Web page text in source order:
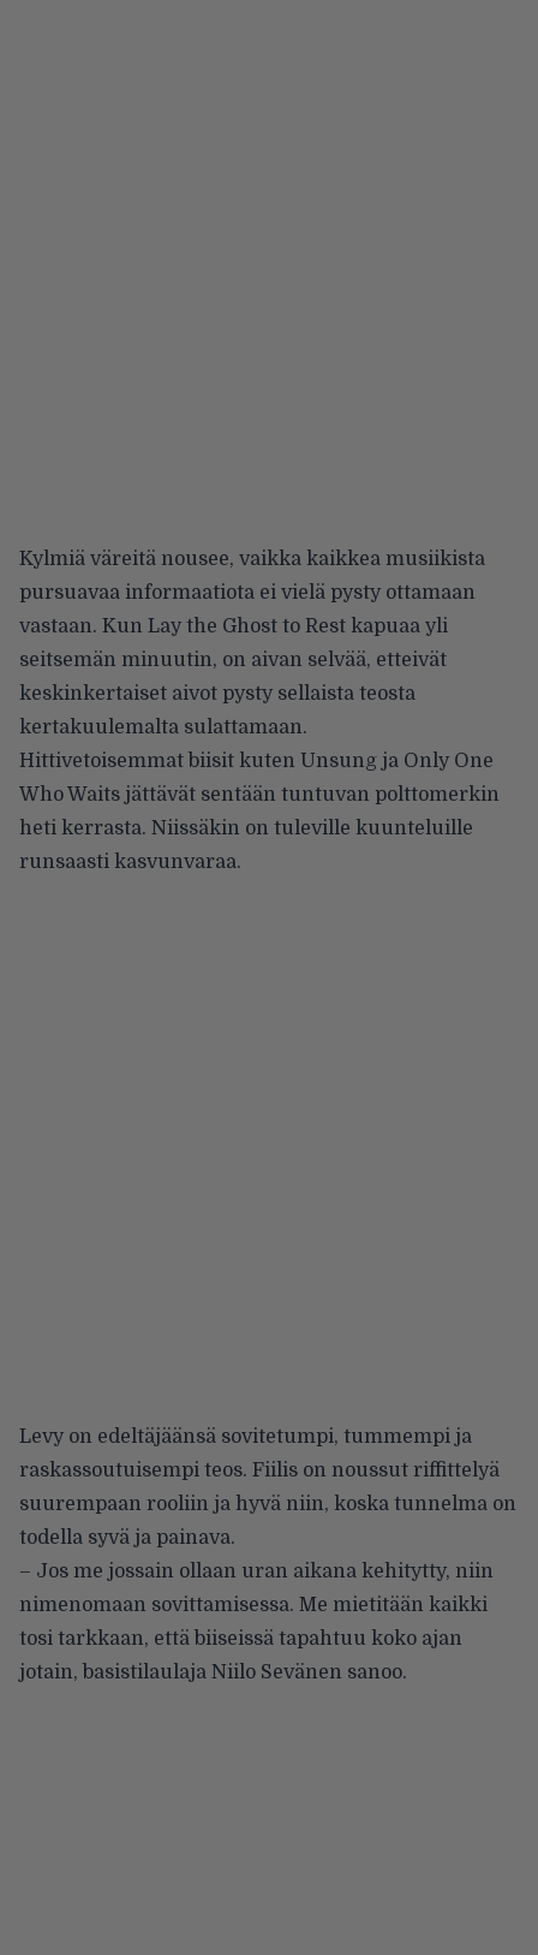
Kylmiä väreitä nousee, vaikka kaikkea musiikista
pursuavaa informaatiota ei vielä pysty ottamaan
vastaan. Kun Lay the Ghost to Rest kapuaa yli
seitsemän minuutin, on aivan selvää, etteivät
keskinkertaiset aivot pysty sellaista teosta
kertakuulemalta sulattamaan.
Hittivetoisemmat biisit kuten Unsung ja Only One
Who Waits jättävät sentään tuntuvan polttomerkin
heti kerrasta. Niissäkin on tuleville kuunteluille
runsaasti kasvunvaraa.
Levy on edeltäjäänsä sovitetumpi, tummempi ja
raskassoutuisempi teos. Fiilis on noussut riffittelyä
suurempaan rooliin ja hyvä niin, koska tunnelma on
todella syvä ja painava.
– Jos me jossain ollaan uran aikana kehitytty, niin
nimenomaan sovittamisessa. Me mietitään kaikki
tosi tarkkaan, että biiseissä tapahtuu koko ajan
jotain, basistilaulaja Niilo Sevänen sanoo.